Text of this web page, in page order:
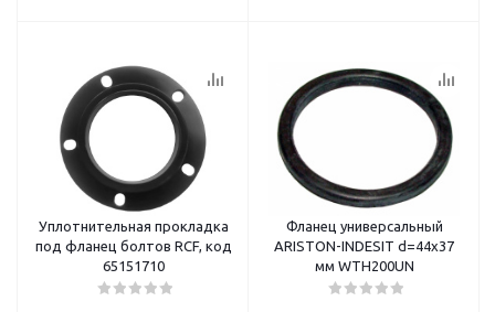
Уплотнительная прокладка
под фланец болтов RCF, код
65151710
Фланец универсальный
ARISTON-INDESIT d=44х37
мм WTH200UN